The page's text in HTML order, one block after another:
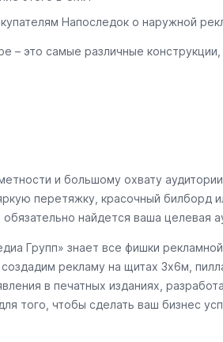
Напоследок о наружной
– это самые различные
и большому охвату
перетяжку, красочный билборд
найдется ваша целевая
Групп» знает все фишки
рекламу на щитах 3х6м,
в печатных изданиях,
того, чтобы сделать ваш бизнес